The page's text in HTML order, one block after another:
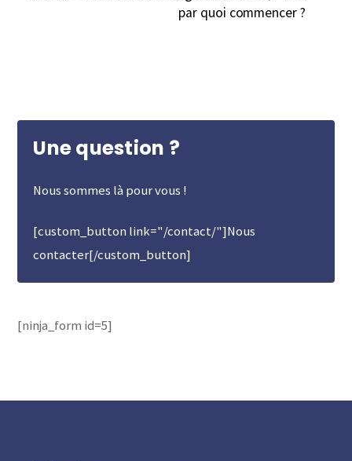
par quoi commencer ?
Une question ?
Nous sommes là pour vous !
[custom_button link="/contact/"]Nous
contacter[/custom_button]
[ninja_form id=5]